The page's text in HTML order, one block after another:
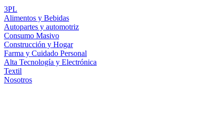
3PL
Alimentos y Bebidas
Autopartes y automotriz
Consumo Masivo
Construcción y Hogar
Farma y Cuidado Personal
Alta Tecnología y Electrónica
Textil
Nosotros